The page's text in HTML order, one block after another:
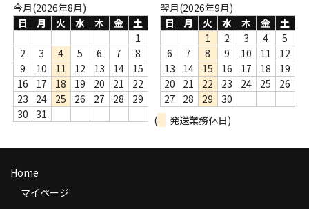
Webのみ no.3
Webのみ no.4
売り切れ
Help
お支払い方法
今月(2026年8月)
日
月 火 水 木 金
土
1
2
3 4 5 6 7
8
9
10 11 12 13 14
15
16
17 18 19 20 21
22
23
24 25 26 27 28
29
30
31
翌月(2026年9月)
日
月 火 水 木 金
土
1
2 3 4
5
6
7 8 9 10 11
12
13
14 15 16 17 18
19
20
21 22 23 24 25
26
27
28 29
30
(
発送業務休日)
Home
マイページ